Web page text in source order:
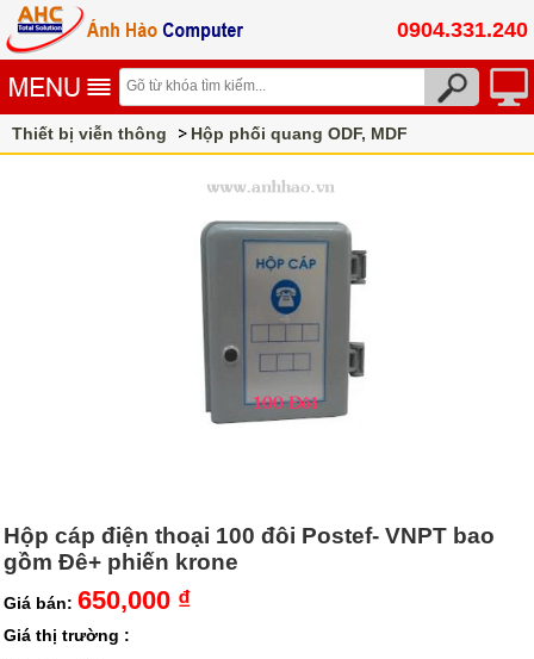
0904.331.240
Thiết bị viễn thông Hộp phối quang ODF, MDF
Hộp cáp điện thoại 100 đôi Postef- VNPT bao
gồm Đê+ phiến krone
Giá bán: 650,000 ₫
Giá thị trường :